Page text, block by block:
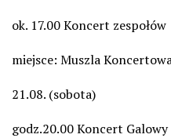
ok. 17.00 Koncert zespołów
miejsce: Muszla
21.08. (sobota)
godz.20.00 Koncert Galowy